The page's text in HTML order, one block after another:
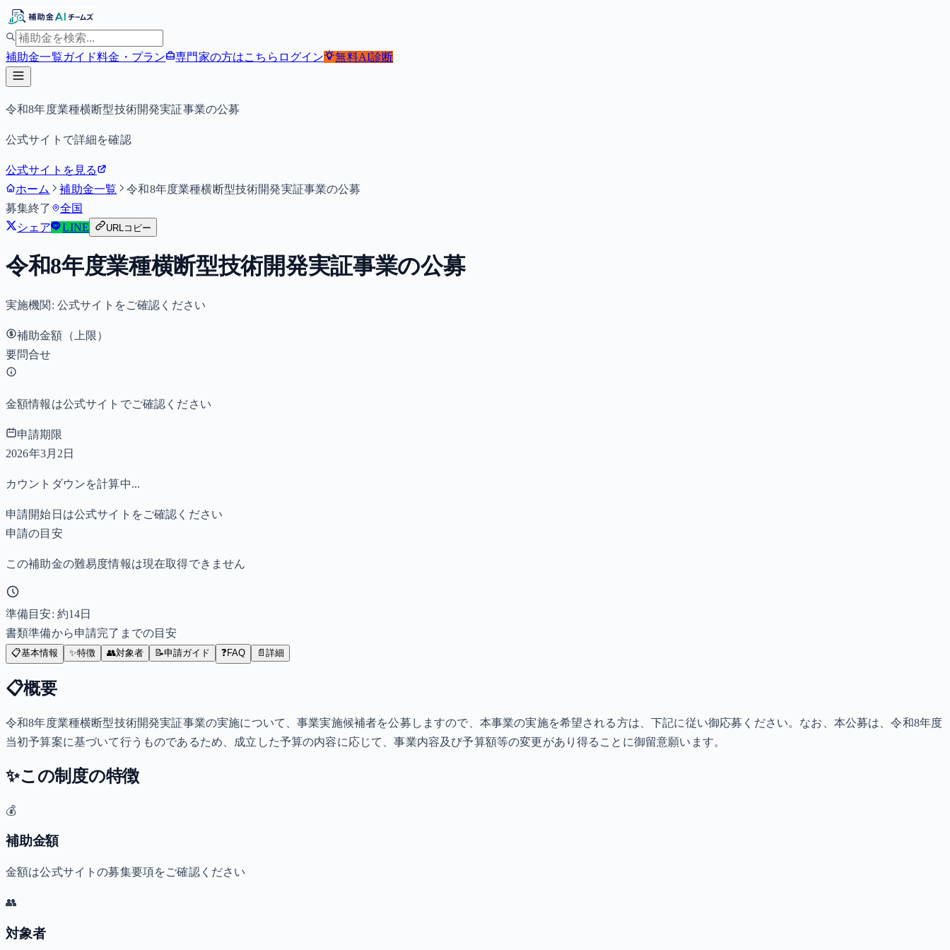
補助金一覧ガイド料金・プラン 専門家の方はこちら ログイン 無料AI診断
令和8年度業種横断型技術開発実証事業の公募
公式サイトで詳細を確認
公式サイトを見る
ホーム
補助金一覧
令和8年度業種横断型技術開発実証事業の公募
募集終了
全国
シェア
LINE URLコピー
令和8年度業種横断型技術開発実証事業の公募
実施機関: 公式サイトをご確認ください
補助金額（上限）
要問合せ
金額情報は公式サイトでご確認ください
申請期限
2026年3月2日
カウントダウンを計算中...
申請開始日は公式サイトをご確認ください
申請の目安
この補助金の難易度情報は現在取得できません
準備目安: 約14日
書類準備から申請完了までの目安
📋基本情報 ✨特徴 👥対象者 📝申請ガイド ❓FAQ 📄 詳細
📋概要
令和8年度業種横断型技術開発実証事業の実施について、事業実施候補者を公募しますので、本事業の実施を希望される方は、下記に従い御応募ください。なお、本公募は、令和8年度
当初予算案に基づいて行うものであるため、成立した予算の内容に応じて、事業内容及び予算額等の変更があり得ることに御留意願います。
✨この制度の特徴
💰
補助金額
金額は公式サイトの募集要項をご確認ください
👥
対象者